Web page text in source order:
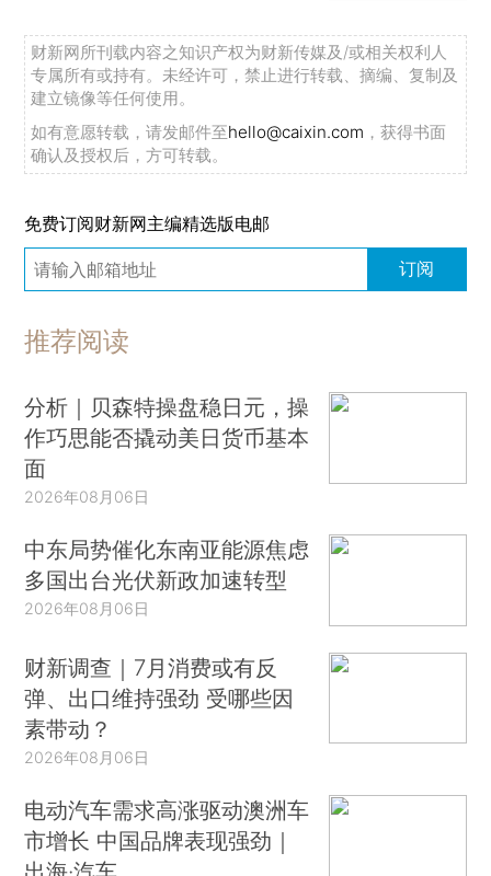
财新网所刊载内容之知识产权为财新传媒及/或相关权利人
专属所有或持有。未经许可，禁止进行转载、摘编、复制及
建立镜像等任何使用。
如有意愿转载，请发邮件至hello@caixin.com ，获得书面
确认及授权后，方可转载。
免费订阅财新网主编精选版电邮
订阅
推荐阅读
分析｜贝森特操盘稳日元，操
作巧思能否撬动美日货币基本
面
2026年08月06日
中东局势催化东南亚能源焦虑
多国出台光伏新政加速转型
2026年08月06日
财新调查｜7月消费或有反
弹、出口维持强劲 受哪些因
素带动？
2026年08月06日
电动汽车需求高涨驱动澳洲车
市增长 中国品牌表现强劲｜